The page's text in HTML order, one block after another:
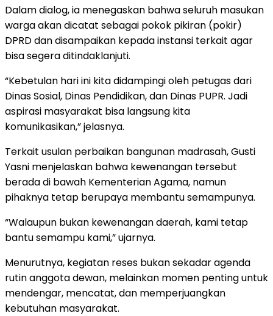
Dalam dialog, ia menegaskan bahwa seluruh masukan
warga akan dicatat sebagai pokok pikiran (pokir)
DPRD dan disampaikan kepada instansi terkait agar
bisa segera ditindaklanjuti.
“Kebetulan hari ini kita didampingi oleh petugas dari
Dinas Sosial, Dinas Pendidikan, dan Dinas PUPR. Jadi
aspirasi masyarakat bisa langsung kita
komunikasikan,” jelasnya.
Terkait usulan perbaikan bangunan madrasah, Gusti
Yasni menjelaskan bahwa kewenangan tersebut
berada di bawah Kementerian Agama, namun
pihaknya tetap berupaya membantu semampunya.
“Walaupun bukan kewenangan daerah, kami tetap
bantu semampu kami,” ujarnya.
Menurutnya, kegiatan reses bukan sekadar agenda
rutin anggota dewan, melainkan momen penting untuk
mendengar, mencatat, dan memperjuangkan
kebutuhan masyarakat.